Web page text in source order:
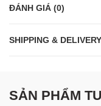
ĐÁNH GIÁ (0)
SHIPPING & DELIVERY
SẢN PHẨM